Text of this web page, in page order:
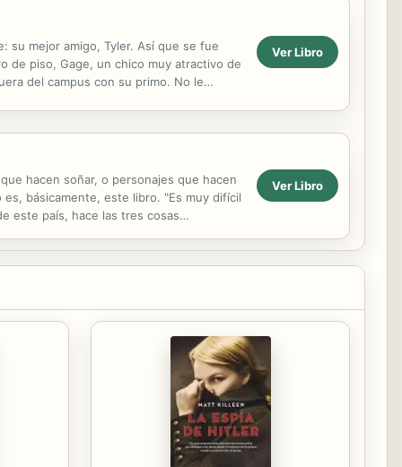
su mejor amigo, Tyler. Así que se fue
de piso, Gage, un chico muy atractivo de
del campus con su primo. No le
Ver Libro
hacen soñar, o personajes que hacen
básicamente, este libro. "Es muy difícil
este país, hace las tres cosas
Ver Libro